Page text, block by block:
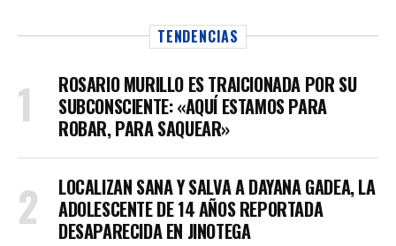
TENDENCIAS
ROSARIO MURILLO ES TRAICIONADA POR SU
SUBCONSCIENTE: «AQUÍ ESTAMOS PARA
ROBAR, PARA SAQUEAR»
LOCALIZAN SANA Y SALVA A DAYANA GADEA, LA
ADOLESCENTE DE 14 AÑOS REPORTADA
DESAPARECIDA EN JINOTEGA